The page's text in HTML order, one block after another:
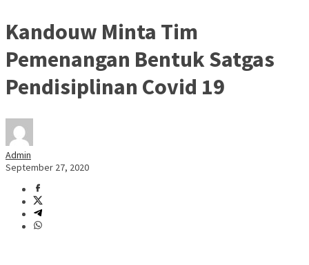
Kandouw Minta Tim
Pemenangan Bentuk Satgas
Pendisiplinan Covid 19
Admin
September 27, 2020